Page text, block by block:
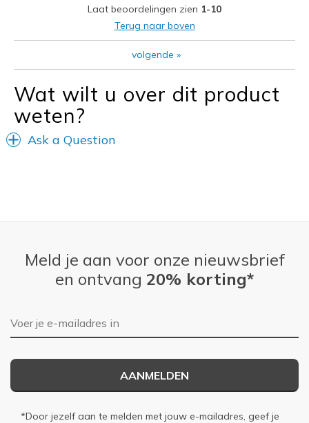
Beste toepassingen
Casual Wear
Sizing
Feels true to size
Laat beoordelingen zien 1-10
Terug naar boven
volgende »
Wat wilt u over dit product
weten?
Ask a Question
Meld je aan voor onze nieuwsbrief
en ontvang 20% korting*
E-mailadres
AANMELDEN
*Door jezelf aan te melden met jouw e-mailadres, geef je